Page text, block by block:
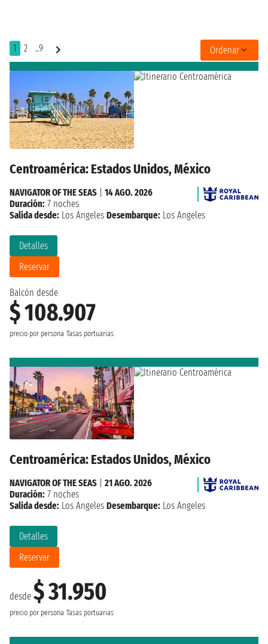
1 2 ..9 Ordenar
Centroamérica: Estados Unidos, México
Balcón desde
$ 108.907
precio por persona Tasas portuarias
Detalles
Reservar
NAVIGATOR OF THE SEAS
14 AGO. 2026
Duración: 7 noches
Salida desde: Los Angeles Desembarque: Los Angeles
Centroamérica: Estados Unidos, México
desde $ 31.950
precio por persona Tasas portuarias
Detalles
Reservar
NAVIGATOR OF THE SEAS
21 AGO. 2026
Duración: 7 noches
Salida desde: Los Angeles Desembarque: Los Angeles